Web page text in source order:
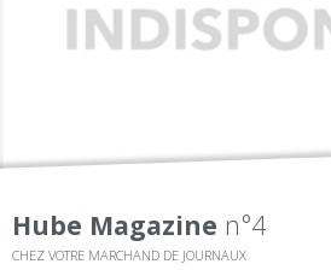
Hube Magazine n°4
CHEZ VOTRE MARCHAND DE JOURNAUX